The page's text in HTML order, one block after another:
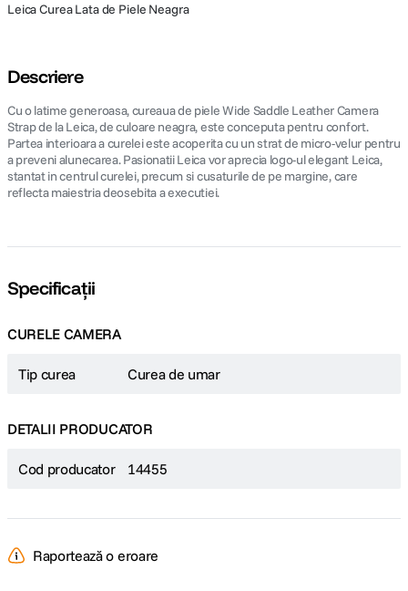
Leica Curea Lata de Piele Neagra
Descriere
Cu o latime generoasa, cureaua de piele Wide Saddle Leather Camera
Strap de la Leica, de culoare neagra, este conceputa pentru confort.
Partea interioara a curelei este acoperita cu un strat de micro-velur pentru
a preveni alunecarea. Pasionatii Leica vor aprecia logo-ul elegant Leica,
stantat in centrul curelei, precum si cusaturile de pe margine, care
reflecta maiestria deosebita a executiei.
Specificații
CURELE CAMERA
Tip curea Curea de umar
DETALII PRODUCATOR
Cod producator 14455
Raportează o eroare